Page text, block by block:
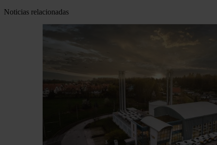
Noticias relacionadas